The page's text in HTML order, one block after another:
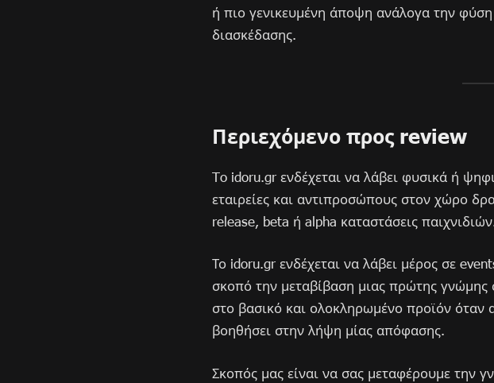
ή πιο γενικευμένη άποψη ανάλογα την
διασκέδασης.
Περιεχόμενο προς review
To idoru.gr ενδέχεται να λάβει φυσικά ή
εταιρείες και αντιπροσώπους στον χώρο
release, beta ή alpha καταστάσεις
Το idoru.gr ενδέχεται να λάβει μέρος σε
σκοπό την μεταβίβαση μιας πρώτης γνώμης
στο βασικό και ολοκληρωμένο προϊόν όταν
βοηθήσει στην λήψη μίας απόφασης.
Σκοπός μας είναι να σας μεταφέρουμε την